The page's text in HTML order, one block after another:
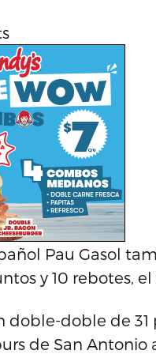
Pau Gasol
y 10 rebotes,
doble-doble de
de San Antonio